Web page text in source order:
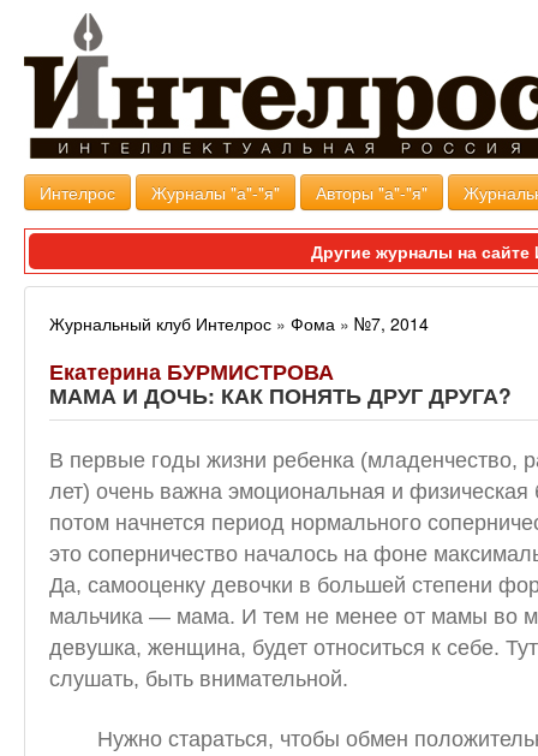
Интелрос Журналы "а"-"я" Авторы "а"-"я"
Другие журналы на
Журнальный клуб Интелрос » Фома » №7, 2014
Екатерина БУРМИСТРОВА
МАМА И ДОЧЬ: КАК ПОНЯТЬ ДРУГ ДРУГА?
В первые годы жизни ребенка (младенчество,
лет) очень важна эмоциональная и
потом начнется период нормального
это соперничество началось на фоне
Да, самооценку девочки в большей степени
мальчика — мама. И тем не менее от мамы во
девушка, женщина, будет относиться к себе.
слушать, быть внимательной.
Нужно стараться, чтобы обмен